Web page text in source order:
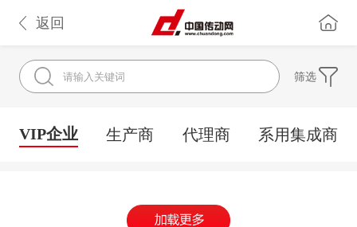
返回
筛选
VIP企业 生产商 代理商 系用集成商